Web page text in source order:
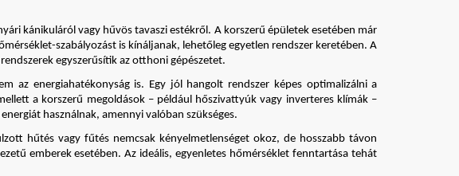
kánikuláról vagy hűvös tavaszi estékről. A korszerű épületek esetében már
szabályozást is kínáljanak, lehetőleg egyetlen rendszer keretében. A
egyszerűsítik az otthoni gépészetet.
az energiahatékonyság is. Egy jól hangolt rendszer képes optimalizálni a
a korszerű megoldások – például hőszivattyúk vagy inverteres klímák –
használnak, amennyi valóban szükséges.
hűtés vagy fűtés nemcsak kényelmetlenséget okoz, de hosszabb távon
emberek esetében. Az ideális, egyenletes hőmérséklet fenntartása tehát